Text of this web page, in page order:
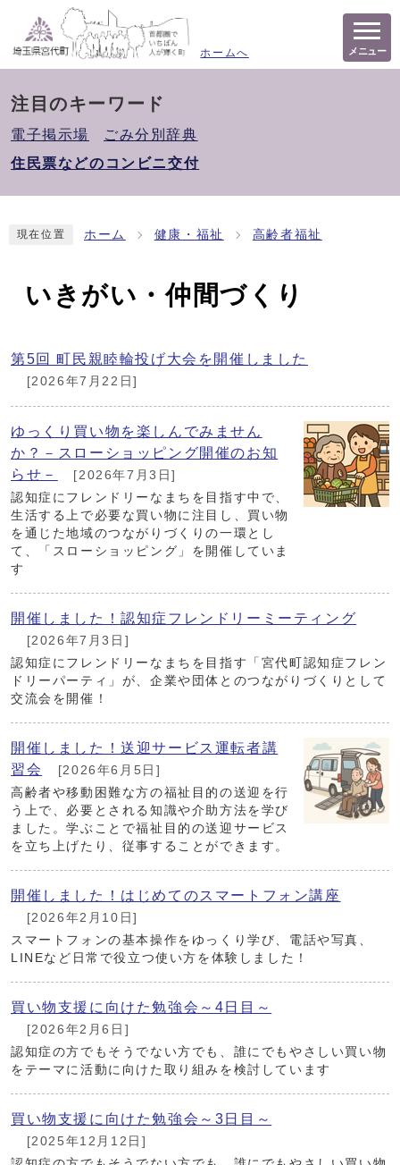
ホームへ メニュー
注目のキーワード
電子掲示場
ごみ分別辞典
住民票などのコンビニ交付
現在位置 ホーム 健康・福祉 高齢者福祉
いきがい・仲間づくり
第5回 町民親睦輪投げ大会を開催しました
[2026年7月22日]
ゆっくり買い物を楽しんでみません
か？－スローショッピング開催のお知
らせ－
[2026年7月3日]
認知症にフレンドリーなまちを目指す中で、
生活する上で必要な買い物に注目し、買い物
を通じた地域のつながりづくりの一環とし
て、「スローショッピング」を開催していま
す
開催しました！認知症フレンドリーミーティング
[2026年7月3日]
認知症にフレンドリーなまちを目指す「宮代町認知症フレン
ドリーパーティ」が、企業や団体とのつながりづくりとして
交流会を開催！
開催しました！送迎サービス運転者講
習会
[2026年6月5日]
高齢者や移動困難な方の福祉目的の送迎を行
う上で、必要とされる知識や介助方法を学び
ました。学ぶことで福祉目的の送迎サービス
を立ち上げたり、従事することができます。
開催しました！はじめてのスマートフォン講座
[2026年2月10日]
スマートフォンの基本操作をゆっくり学び、電話や写真、
LINEなど日常で役立つ使い方を体験しました！
買い物支援に向けた勉強会～4日目～
[2026年2月6日]
認知症の方でもそうでない方でも、誰にでもやさしい買い物
をテーマに活動に向けた取り組みを検討しています
買い物支援に向けた勉強会～3日目～
[2025年12月12日]